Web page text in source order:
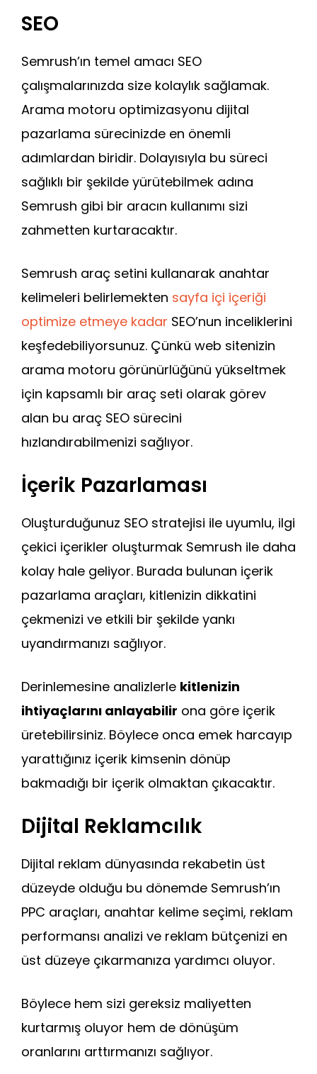
SEO
Semrush’ın temel amacı SEO
çalışmalarınızda size kolaylık sağlamak.
Arama motoru optimizasyonu dijital
pazarlama sürecinizde en önemli
adımlardan biridir. Dolayısıyla bu süreci
sağlıklı bir şekilde yürütebilmek adına
Semrush gibi bir aracın kullanımı sizi
zahmetten kurtaracaktır.
Semrush araç setini kullanarak anahtar
kelimeleri belirlemekten sayfa içi içeriği
optimize etmeye kadar SEO’nun inceliklerini
keşfedebiliyorsunuz. Çünkü web sitenizin
arama motoru görünürlüğünü yükseltmek
için kapsamlı bir araç seti olarak görev
alan bu araç SEO sürecini
hızlandırabilmenizi sağlıyor.
İçerik Pazarlaması
Oluşturduğunuz SEO stratejisi ile uyumlu, ilgi
çekici içerikler oluşturmak Semrush ile daha
kolay hale geliyor. Burada bulunan içerik
pazarlama araçları, kitlenizin dikkatini
çekmenizi ve etkili bir şekilde yankı
uyandırmanızı sağlıyor.
Derinlemesine analizlerle kitlenizin
ihtiyaçlarını anlayabilir ona göre içerik
üretebilirsiniz. Böylece onca emek harcayıp
yarattığınız içerik kimsenin dönüp
bakmadığı bir içerik olmaktan çıkacaktır.
Dijital Reklamcılık
Dijital reklam dünyasında rekabetin üst
düzeyde olduğu bu dönemde Semrush’ın
PPC araçları, anahtar kelime seçimi, reklam
performansı analizi ve reklam bütçenizi en
üst düzeye çıkarmanıza yardımcı oluyor.
Böylece hem sizi gereksiz maliyetten
kurtarmış oluyor hem de dönüşüm
oranlarını arttırmanızı sağlıyor.